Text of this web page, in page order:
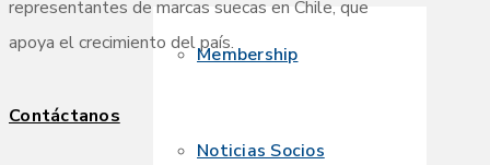
Membership
Noticias Socios
representantes de marcas suecas en Chile, que
apoya el crecimiento del país.
Contáctanos